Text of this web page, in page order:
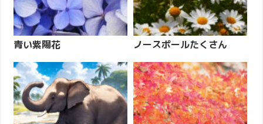
青い紫陽花 ノースポールたくさん